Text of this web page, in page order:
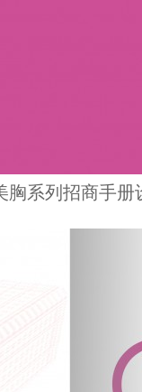
胸系列招商手册